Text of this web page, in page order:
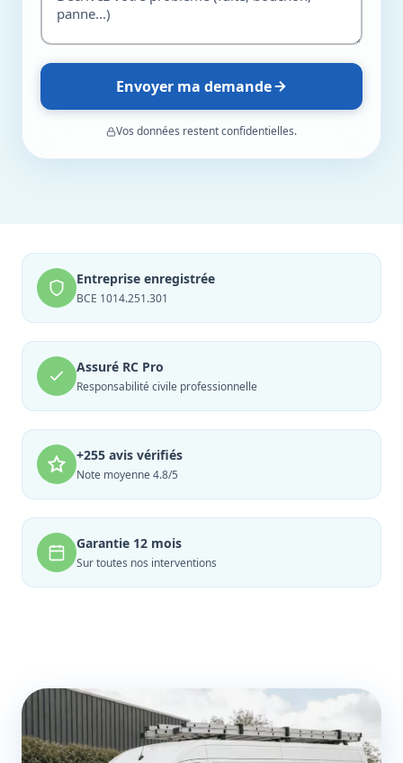
Envoyer ma demande
Vos données restent confidentielles.
Entreprise enregistrée
BCE 1014.251.301
Assuré RC Pro
Responsabilité civile professionnelle
+255 avis vérifiés
Note moyenne 4.8/5
Garantie 12 mois
Sur toutes nos interventions